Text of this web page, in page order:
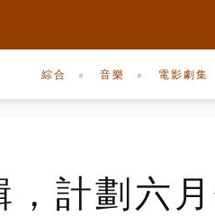
綜合 音樂 電影劇集
計劃六